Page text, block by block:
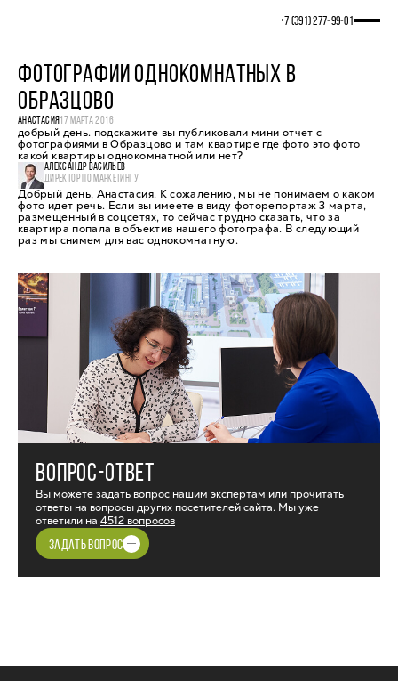
+7 (391) 277‒99‒01
ФОТОГРАФИИ ОДНОКОМНАТНЫХ В
ОБРАЗЦОВО
АНАСТАСИЯ17 МАРТА 2016
добрый день. подскажите вы публиковали мини отчет с
фотографиями в Образцово и там квартире где фото это фото
какой квартиры однокомнатной или нет?
АЛЕКСАНДР ВАСИЛЬЕВ
ДИРЕКТОР ПО МАРКЕТИНГУ
Добрый день, Анастасия. К сожалению, мы не понимаем о каком
фото идет речь. Если вы имеете в виду фоторепортаж 3 марта,
размещенный в соцсетях, то сейчас трудно сказать, что за
квартира попала в объектив нашего фотографа. В следующий
раз мы снимем для вас однокомнатную.
ВОПРОС-ОТВЕТ
Вы можете задать вопрос нашим экспертам или прочитать
ответы на вопросы других посетителей сайта. Мы уже
ответили на 4512 вопросов
ЗАДАТЬ ВОПРОС